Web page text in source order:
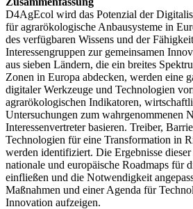
D4AgEcol wird das Potenzial der
für agrarökologische Anbausysteme in
des verfügbaren Wissens und der
Interessengruppen zur gemeinsamen
aus sieben Ländern, die ein breites
Zonen in Europa abdecken, werden eine
digitaler Werkzeuge und Technologien
agrarökologischen Indikatoren,
Untersuchungen zum wahrgenommenen
Interessenvertreter basieren. Treiber,
Technologien für eine Transformation in
werden identifiziert. Die Ergebnisse
nationale und europäische Roadmaps für
einfließen und die Notwendigkeit
Maßnahmen und einer Agenda für
Innovation aufzeigen.